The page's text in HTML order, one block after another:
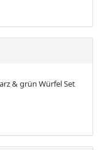
& grün Würfel Set